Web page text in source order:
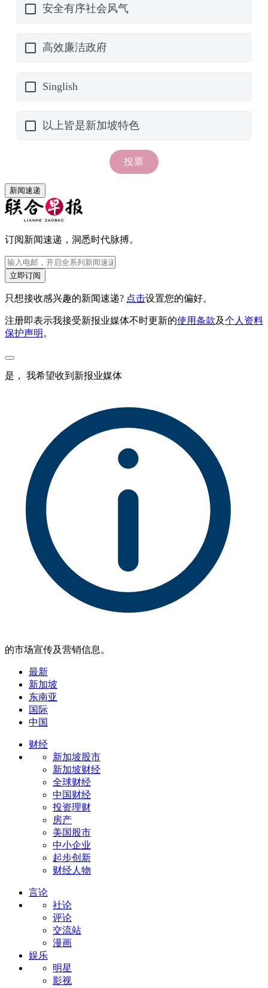
新闻速递
订阅新闻速递，洞悉时代脉搏。
立即订阅
只想接收感兴趣的新闻速递? 点击设置您的偏好。
注册即表示我接受新报业媒体不时更新的使用条款及个人资料
保护声明 。
是， 我希望收到新报业媒体
的市场宣传及营销信息。
最新
新加坡
东南亚
国际
中国
财经
新加坡股市
新加坡财经
全球财经
中国财经
投资理财
房产
美国股市
中小企业
起步创新
财经人物
言论
社论
评论
交流站
漫画
娱乐
明星
影视